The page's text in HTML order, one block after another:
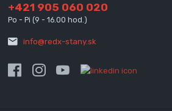
+421 905 060 020
Po - Pi (9 - 16.00 hod.)
info@redx-stany.sk